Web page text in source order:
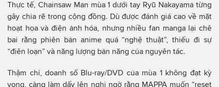
Thực tế, Chainsaw Man mùa 1 dưới tay Ryū Nakayama từng
gây chia rẽ trong cộng đồng. Dù được đánh giá cao về mặt
hoạt họa và điện ảnh hóa, nhưng nhiều fan manga lại chê
bai rằng phiên bản anime quá “nghệ thuật”, thiếu đi sự
“điên loạn” và năng lượng bản năng của nguyên tác.
Thậm chí, doanh số Blu-ray/DVD của mùa 1 không đạt kỳ
vọng, càng làm dấy lên nghi ngờ rằng MAPPA muốn “reset